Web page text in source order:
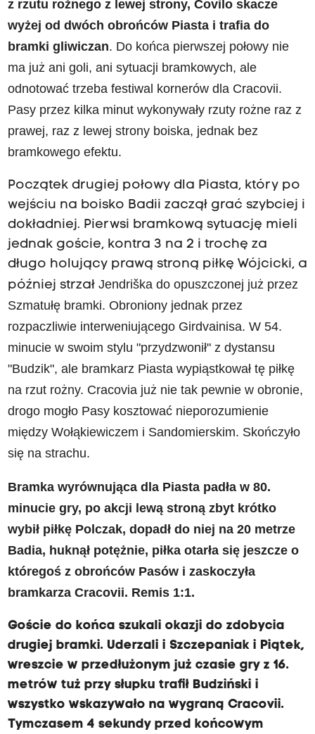
z rzutu rożnego z lewej strony, Čovilo skacze
wyżej od dwóch obrońców Piasta i trafia do
bramki gliwiczan. Do końca pierwszej połowy nie
ma już ani goli, ani sytuacji bramkowych, ale
odnotować trzeba festiwal kornerów dla Cracovii.
Pasy przez kilka minut wykonywały rzuty rożne raz z
prawej, raz z lewej strony boiska, jednak bez
bramkowego efektu.
Początek drugiej połowy dla Piasta, który po
wejściu na boisko Badii zaczął grać szybciej i
dokładniej. Pierwsi bramkową sytuację mieli
jednak goście, kontra 3 na 2 i trochę za
długo holujący prawą stroną piłkę Wójcicki, a
później strzał Jendriška do opuszczonej już przez
Szmatułę bramki. Obroniony jednak przez
rozpaczliwie interweniującego Girdvainisa. W 54.
minucie w swoim stylu "przydzwonił" z dystansu
"Budzik", ale bramkarz Piasta wypiąstkował tę piłkę
na rzut rożny. Cracovia już nie tak pewnie w obronie,
drogo mogło Pasy kosztować nieporozumienie
między Wołąkiewiczem i Sandomierskim. Skończyło
się na strachu.
Bramka wyrównująca dla Piasta padła w 80.
minucie gry, po akcji lewą stroną zbyt krótko
wybił piłkę Polczak, dopadł do niej na 20 metrze
Badia, huknął potężnie, piłka otarła się jeszcze o
któregoś z obrońców Pasów i zaskoczyła
bramkarza Cracovii. Remis 1:1.
Goście do końca szukali okazji do zdobycia
drugiej bramki. Uderzali i Szczepaniak i Piątek,
wreszcie w przedłużonym już czasie gry z 16.
metrów tuż przy słupku trafił Budziński i
wszystko wskazywało na wygraną Cracovii.
Tymczasem 4 sekundy przed końcowym